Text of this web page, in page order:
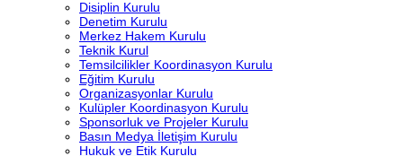
Disiplin Kurulu
Denetim Kurulu
Merkez Hakem Kurulu
Teknik Kurul
Temsilcilikler Koordinasyon Kurulu
Eğitim Kurulu
Organizasyonlar Kurulu
Kulüpler Koordinasyon Kurulu
Sponsorluk ve Projeler Kurulu
Basın Medya İletişim Kurulu
Hukuk ve Etik Kurulu